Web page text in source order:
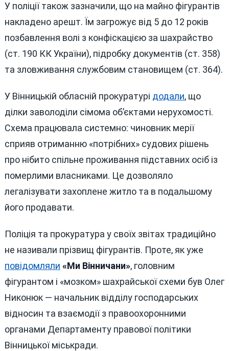
У поліції також зазначили, що на майно фігурантів
накладено арешт. Їм загрожує від 5 до 12 років
позбавлення волі з конфіскацією за шахрайство
(ст. 190 КК України), підробку документів (ст. 358)
та зловживання службовим становищем (ст. 364).
У Вінницькій обласній прокуратурі додали, що
ділки заволоділи сімома об’єктами нерухомості.
Схема працювала системно: чиновник мерії
сприяв отриманню «потрібних» судових рішень
про нібито спільне проживання підставних осіб із
померлими власниками. Це дозволяло
легалізувати захоплене житло та в подальшому
його продавати.
Поліція та прокуратура у своїх звітах традиційно
не називали прізвищ фігурантів. Проте, як уже
повідомляли «Ми Вінничани», головним
фігурантом і «мозком» шахрайської схеми був Олег
Никонюк — начальник відділу господарських
відносин та взаємодії з правоохоронними
органами Департаменту правової політики
Вінницької міськради.